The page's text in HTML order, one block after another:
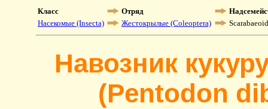
Класс Отряд
Насекомые (Insecta)
Жестокрылые (Coleoptera)
Навозник
(Pentodon